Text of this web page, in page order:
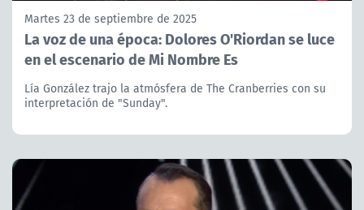
Martes 23 de septiembre de 2025
La voz de una época: Dolores O'Riordan se luce
en el escenario de Mi Nombre Es
Lía González trajo la atmósfera de The Cranberries con su
interpretación de "Sunday".